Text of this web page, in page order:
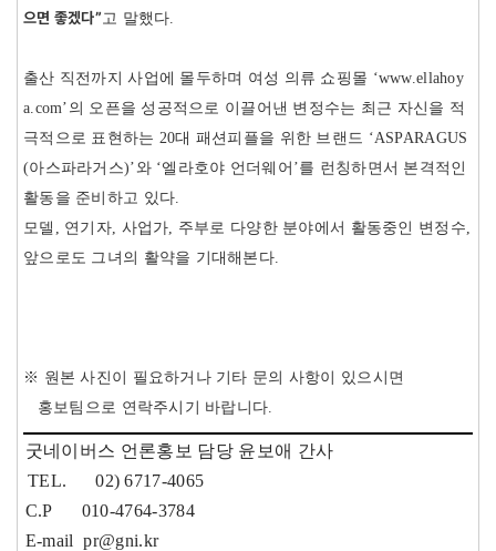
으면 좋겠다” 고 말했다.
출산 직전까지 사업에 몰두하며 여성 의류 쇼핑몰 ‘www.ellahoy
a.com’의 오픈을 성공적으로 이끌어낸 변정수는 최근 자신을 적
극적으로 표현하는 20대 패션피플을 위한 브랜드 ‘ASPARAGUS
(아스파라거스)’와 ‘엘라호야 언더웨어’를 런칭하면서 본격적인
활동을 준비하고 있다.
모델, 연기자, 사업가, 주부로 다양한 분야에서 활동중인 변정수,
앞으로도 그녀의 활약을 기대해본다.
※ 원본 사진이 필요하거나 기타 문의 사항이 있으시면
홍보팀으로 연락주시기 바랍니다.
굿네이버스 언론홍보 담당 윤보애 간사
TEL. 02) 6717-4065
C.P 010-4764-3784
E-mail pr@gni.kr